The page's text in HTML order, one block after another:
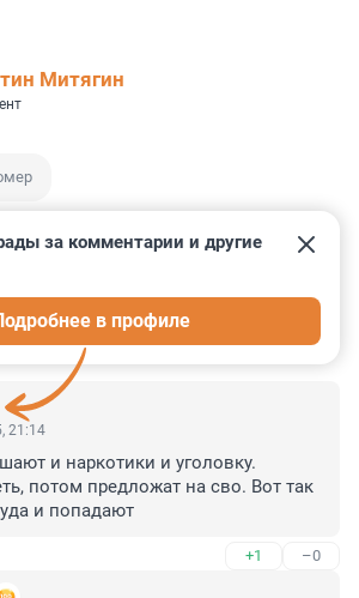
Митягин
67
за комментарии и другие
в профиле
21:14
и наркотики и уголовку.
потом предложат на сво. Вот так
и попадают
+1 –0